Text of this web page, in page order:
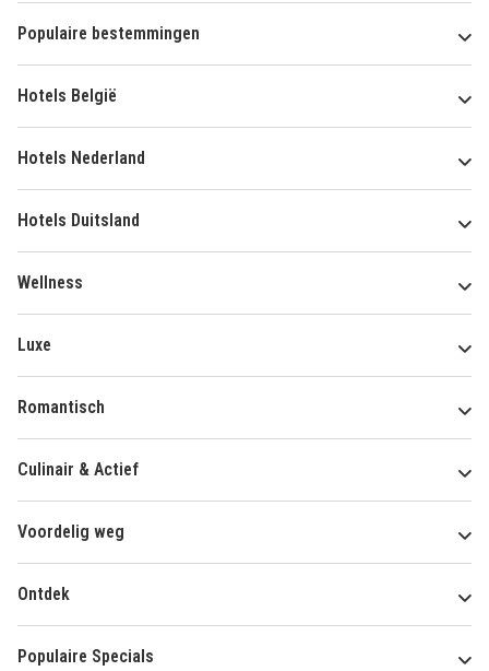
Populaire bestemmingen
Hotels België
Hotels Nederland
Hotels Duitsland
Wellness
Luxe
Romantisch
Culinair & Actief
Voordelig weg
Ontdek
Populaire Specials